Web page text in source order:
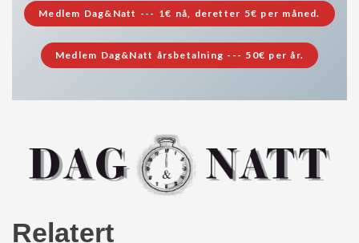
Medlem Dag&Natt --- 1€ nå, deretter 5€ per måned.
Medlem Dag&Natt årsbetalning --- 50€ per år.
Relatert